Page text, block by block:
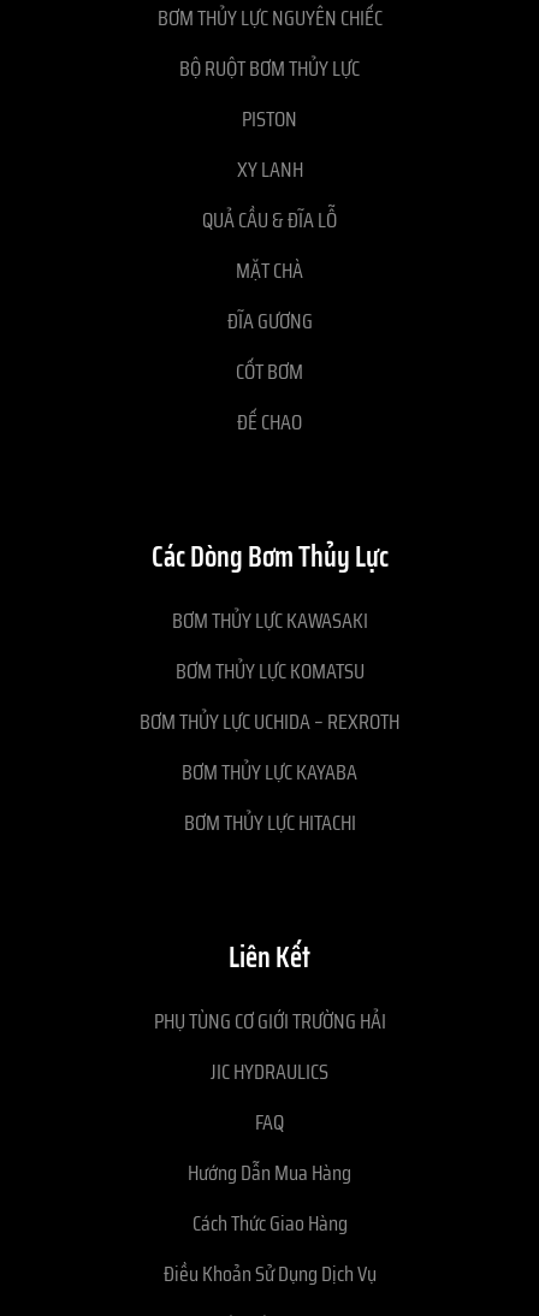
BƠM THỦY LỰC NGUYÊN CHIẾC
BỘ RUỘT BƠM THỦY LỰC
PISTON
XY LANH
QUẢ CẦU & ĐĨA LỖ
MẶT CHÀ
ĐĨA GƯƠNG
CỐT BƠM
ĐẾ CHAO
Các Dòng Bơm Thủy Lực
BƠM THỦY LỰC KAWASAKI
BƠM THỦY LỰC KOMATSU
BƠM THỦY LỰC UCHIDA – REXROTH
BƠM THỦY LỰC KAYABA
BƠM THỦY LỰC HITACHI
Liên Kết
PHỤ TÙNG CƠ GIỚI TRƯỜNG HẢI
JIC HYDRAULICS
FAQ
Hướng Dẫn Mua Hàng
Cách Thức Giao Hàng
Điều Khoản Sử Dụng Dịch Vụ